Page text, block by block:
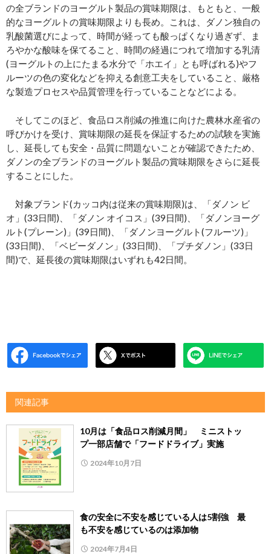
の全ブランドのヨーグルト製品の賞味期限は、もともと、一般
的なヨーグルトの賞味期限よりも長め。これは、ダノン独自の
乳酸菌選びによって、時間が経っても酸っぱくなり過ぎず、ま
ろやかな酸味を保てること、時間の経過につれて増加する乳清
(ヨーグルトの上にたまる水分で「ホエイ」とも呼ばれる)やフ
ルーツの色の変化などを抑える創意工夫をしていること、厳格
な製造プロセスや品質管理を行っていることなどによる。
そしてこのほど、食品ロス削減の推進に向けた農林水産省の
呼びかけを受け、賞味期限の延長を保証するための試験を実施
し、延長しても安全・品質に問題ないことが確認できたため、
ダノンの全ブランドのヨーグルト製品の賞味期限をさらに延長
することにした。
対象ブランド(カッコ内は従来の賞味期限)は、「ダノン ビ
オ」(33日間)、「ダノン オイコス」(39日間)、「ダノンヨーグ
ルト(プレーン)」(39日間)、「ダノンヨーグルト(フルーツ)」
(33日間)、「ベビーダノン」(33日間)、「プチダノン」(33日
間)で、延長後の賞味期限はいずれも42日間。
関連記事
10月は「食品ロス削減月間」 ミニストッ
プ一部店舗で「フードドライブ」実施
2024年10月7日
食の安全に不安を感じている人は5割強 最
も不安を感じているのは添加物
2024年7月4日